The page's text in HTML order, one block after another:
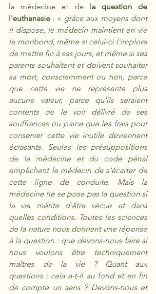
la médecine et de la question de
l'euthanasie : « grâce aux moyens dont
il dispose, le médecin maintient en vie
le moribond, même si celui-ci l'implore
de mettre fin à ses jours, et même si ses
parents souhaitent et doivent souhaiter
sa mort, consciemment ou non, parce
que cette vie ne représente plus
aucune valeur, parce qu'ils seraient
contents de le voir délivré de ses
souffrances ou parce que les frais pour
conserver cette vie inutile deviennent
écrasants. Seules les présuppositions
de la médecine et du code pénal
empêchent le médecin de s'écarter de
cette ligne de conduite. Mais la
médecine ne se pose pas la question si
la vie mérite d'être vécue et dans
quelles conditions. Toutes les sciences
de la nature nous donnent une réponse
à la question : que devons-nous faire si
nous voulons être techniquement
maîtres de la vie ? Quant aux
questions : cela a-t-il au fond et en fin
de compte un sens ? Devons-nous et